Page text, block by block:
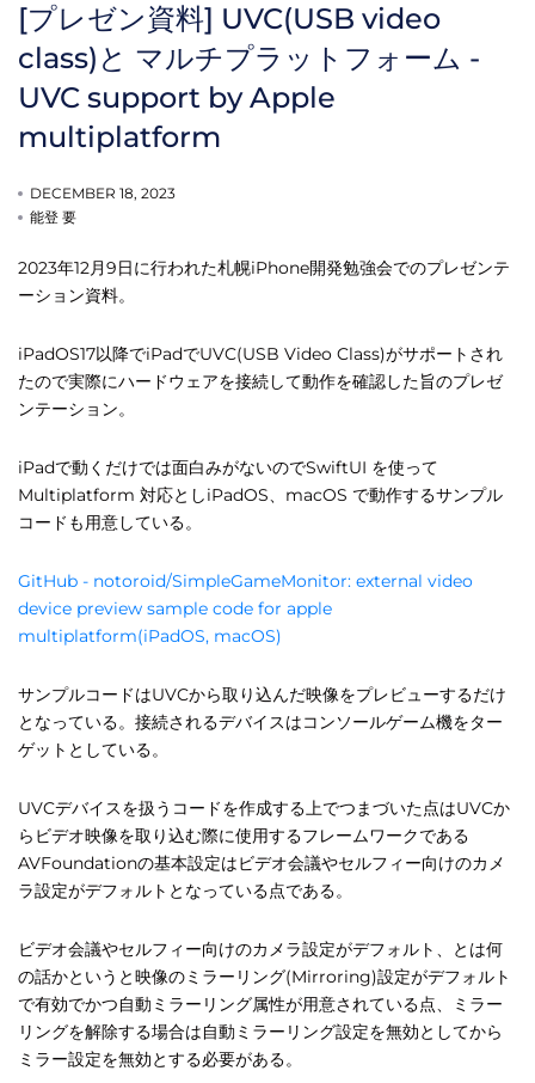
[プレゼン資料] UVC(USB video
class)と マルチプラットフォーム -
UVC support by Apple
multiplatform
DECEMBER 18, 2023
能登 要
2023年12月9日に行われた札幌iPhone開発勉強会でのプレゼンテ
ーション資料。
iPadOS17以降でiPadでUVC(USB Video Class)がサポートされ
たので実際にハードウェアを接続して動作を確認した旨のプレゼ
ンテーション。
iPadで動くだけでは面白みがないのでSwiftUI を使って
Multiplatform 対応としiPadOS、macOS で動作するサンプル
コードも用意している。
GitHub - notoroid/SimpleGameMonitor: external video
device preview sample code for apple
multiplatform(iPadOS, macOS)
サンプルコードはUVCから取り込んだ映像をプレビューするだけ
となっている。接続されるデバイスはコンソールゲーム機をター
ゲットとしている。
UVCデバイスを扱うコードを作成する上でつまづいた点はUVCか
らビデオ映像を取り込む際に使用するフレームワークである
AVFoundationの基本設定はビデオ会議やセルフィー向けのカメ
ラ設定がデフォルトとなっている点である。
ビデオ会議やセルフィー向けのカメラ設定がデフォルト、とは何
の話かというと映像のミラーリング(Mirroring)設定がデフォルト
で有効でかつ自動ミラーリング属性が用意されている点、ミラー
リングを解除する場合は自動ミラーリング設定を無効としてから
ミラー設定を無効とする必要がある。